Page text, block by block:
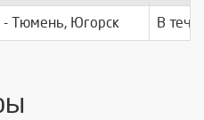
- Тюмень, Югорск В